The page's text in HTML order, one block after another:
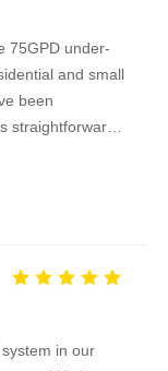
75GPD under-
and small
been
straightforward,
the water
been
is great to
packaging is
couldn’t be
the service.
in our